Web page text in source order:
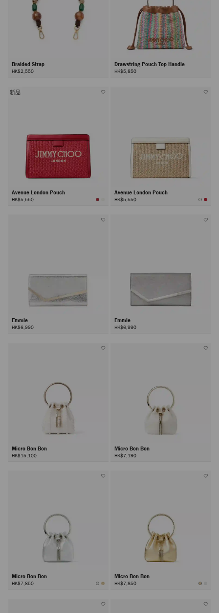
Braided Strap
HK$2,550
Drawstring Pouch Top Handle
HK$5,850
新品
Avenue London Pouch
HK$5,550
Avenue London Pouch
HK$5,550
Emmie
HK$6,990
Emmie
HK$6,990
Micro Bon Bon
HK$15,100
Micro Bon Bon
HK$7,190
Micro Bon Bon
HK$7,850
Micro Bon Bon
HK$7,850